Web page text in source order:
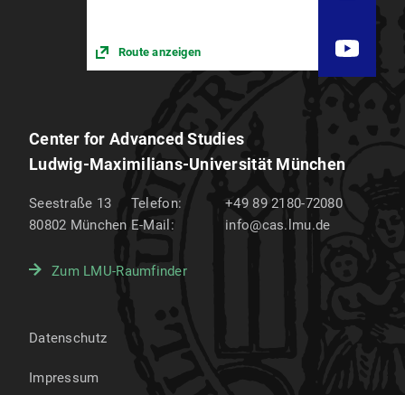
Route anzeigen
Center for Advanced Studies
Ludwig-Maximilians-Universität München
Seestraße 13
80802 München
Telefon:
+49 89 2180-72080
E-Mail:
info@cas.lmu.de
Zum LMU-Raumfinder
Datenschutz
Impressum